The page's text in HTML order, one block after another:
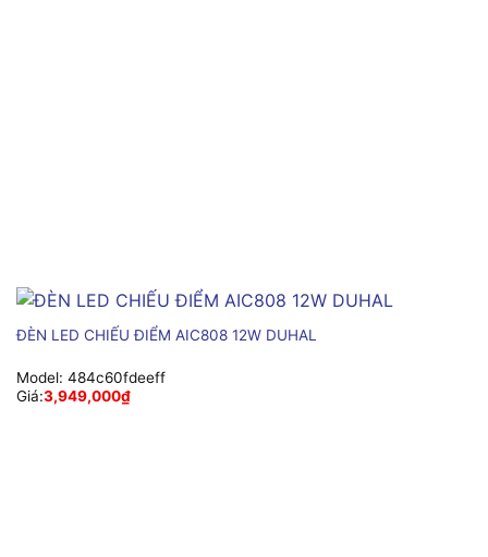
ĐÈN LED CHIẾU ĐIỂM AIC808 12W DUHAL
Model: 484c60fdeeff
Giá:3,949,000₫